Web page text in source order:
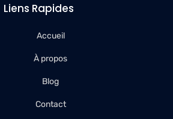
Liens Rapides
Accueil
À propos
Blog
Contact